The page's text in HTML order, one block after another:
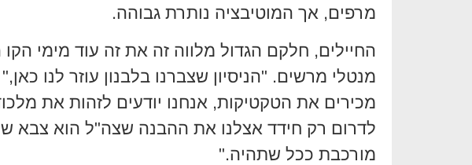
מרפים, אך המוטיבציה נותרת גבוהה.
החיילים, חלקם הגדול מלווה זה את זה עוד מימי הקו
מנטלי מרשים. "הניסיון שצברנו בלבנון עוזר לנו
מכירים את הטקטיקות, אנחנו יודעים לזהות את
לדרום רק חידד אצלנו את ההבנה שצה"ל הוא צבא
מורכבת ככל שתהיה."